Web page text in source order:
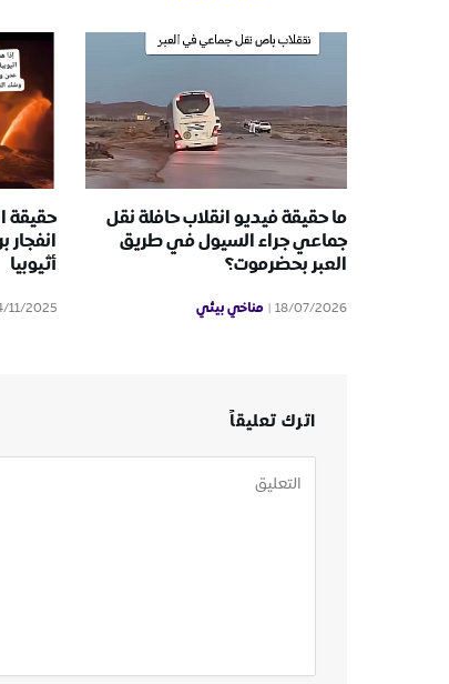
ما حقيقة فيديو انقلاب حافلة نقل
جماعي جراء السيول في طريق
العبر بحضرموت؟
18/07/2026 مناخي بيئي
حقيقة
أثيوبيا
11/2025
اترك تعليقاً